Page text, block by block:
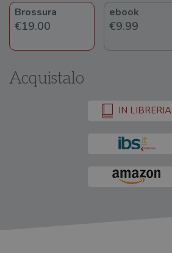
Brossura
€19.00
ebook
€9.99
Acquistalo
IN LIBRERIA